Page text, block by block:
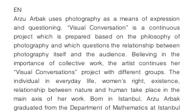
EN
Arzu Arbak uses photography as a means of expression
and questioning. “Visual Conversation” is a continuous
project which is prepared based on the philosophy of
photography and which questions the relationship between
photography itself and the audience. Believing in the
importance of collective work, the artist continues her
“Visual Conversations” project with different groups. The
individual in everyday life, women’s right, existence,
relationship between nature and human take place in the
main axis of her work. Born in Istanbul, Arzu Arbak
graduated from the Department of Mathematics at Istanbul